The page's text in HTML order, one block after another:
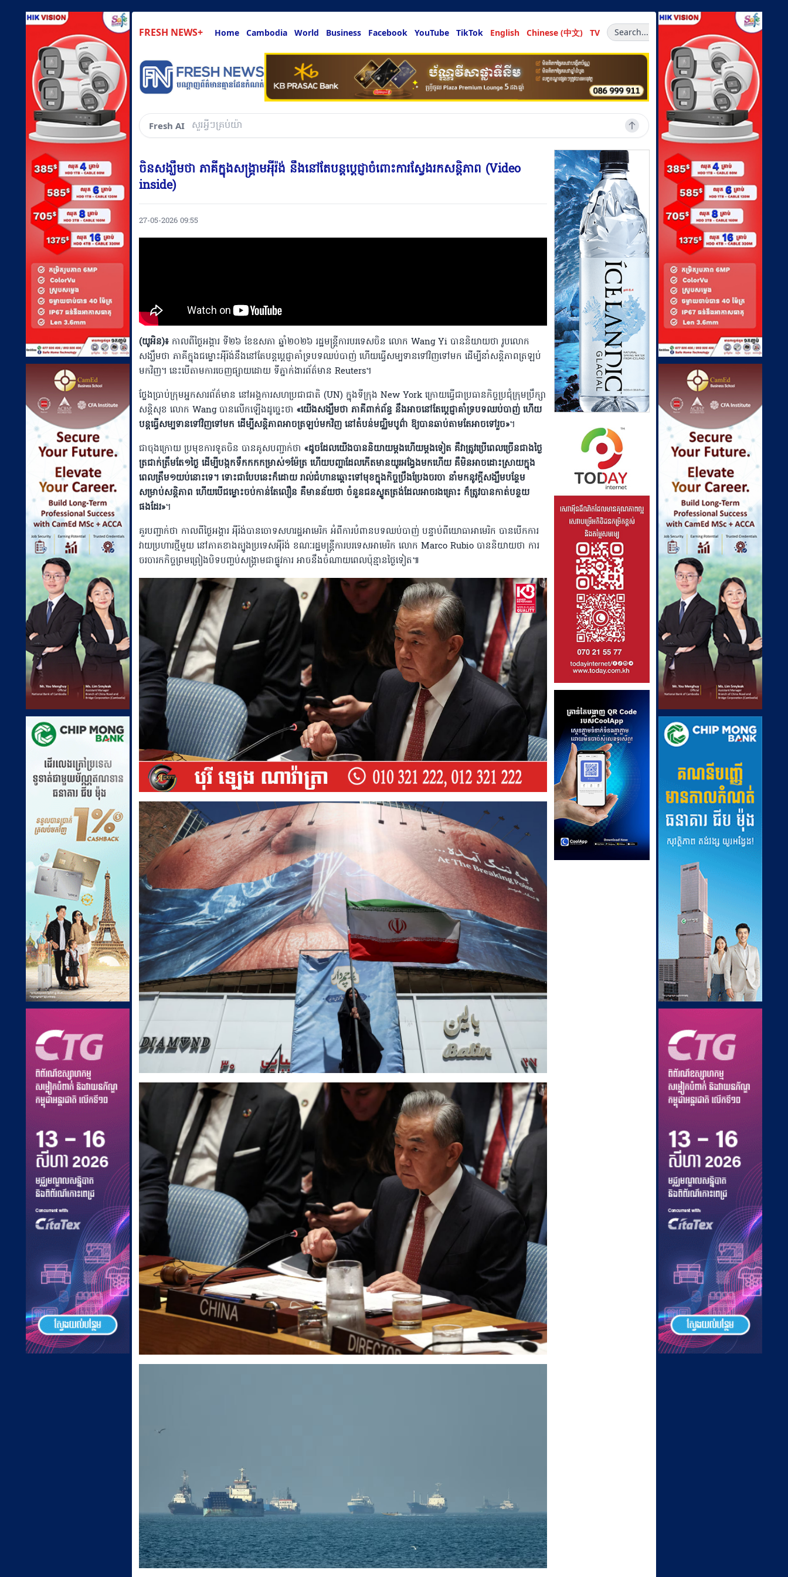
FRESH NEWS+ Home Cambodia World Business Facebook YouTube TikTok English Chinese (中文) TV Search...
Fresh AI សួរអ្វីៗគ្រប់យ៉ាងដែលអ្នកចង់ដឹង
ចិនសង្ឃឹមថា ភាគីក្នុងសង្រ្គាមអ៉ីរ៉ង់ នឹងនៅតែបន្តប្តេជ្ញាចំពោះការស្វែងរកសន្តិភាព (Video
inside)
27-05-2026 09:55
(យូអិន)៖កាលពីថ្ងៃអង្គារ ទី២៦ ខែឧសភា ឆ្នាំ២០២៦ រដ្ឋមន្រ្តីការបរទេសចិន លោក Wang Yi បាននិយាយថា រូបលោក
សង្ឃឹមថា ភាគីក្នុងជម្លោះអ៉ីរ៉ង់នឹងនៅតែបន្តប្តេជ្ញាគាំទ្របទឈប់បាញ់ ហើយធ្វើសម្បទានទៅវិញទៅមក ដើម្បីនាំសន្តិភាពត្រឡប់
មកវិញ។ នេះបើតាមការចេញផ្សាយដោយ ទីភ្នាក់ងារព័ត៌មាន Reuters។
ថ្លែងប្រាប់ក្រុមអ្នកសារព័ត៌មាន នៅអង្គការសហប្រជាជាតិ (UN) ក្នុងទីក្រុង New York ក្រោយធ្វើជាប្រធានកិច្ចប្រជុំក្រុមប្រឹក្សា
សន្តិសុខ លោក Wang បានលើកឡើងដូច្នេះថា «យើងសង្ឃឹមថា ភាគីពាក់ព័ន្ធ នឹងអាចនៅតែប្តេជ្ញាគាំទ្របទឈប់បាញ់ ហើយ
បន្តធ្វើសម្បទានទៅវិញទៅមក ដើម្បីសន្តិភាពអាចត្រឡប់មកវិញ នៅតំបន់មជ្ឈិមបូព៌ា ឱ្យបានឆាប់តាមតែអាចទៅរួច»។
ជាចុងក្រោយ ប្រមុខការទូតចិន បានគូសបញ្ជាក់ថា «ដូចដែលយើងបាននិយាយម្តងហើយម្តងទៀត គឺវាត្រូវប្រើពេលច្រើនជាង​ថ្ងៃ
ត្រជាក់ត្រឹមតែ១ថ្ងៃ ដើម្បីបង្កកទឹកកកកម្រាស់១ម៉ែត្រ ហើយបញ្ហាដែលកើតមានយូរអង្វែងមកហើយ​ គឺមិនអាចដោះស្រាយ​ក្នុង
ពេលត្រឹម១យប់នោះទេ។ ទោះជាបែបនេះក៏ដោយ រាល់ជំហានឆ្ពោះទៅមុខក្នុងកិច្ចប្រឹងប្រែងចរចា​ នាំមកនូវក្តីសង្ឃឹមបន្ថែម​
សម្រាប់សន្តិភាព ហើយបើជម្លោះចប់កាន់តែលឿន គឺមានន័យថា ចំនួនជនស្លូតត្រង់ដែលអាចរងគ្រោះ ក៏ត្រូវបានកាត់បន្ថយ
ផងដែរ»។
គួរបញ្ជាក់ថា កាលពីថ្ងៃអង្គារ អ៉ីរ៉ង់បានចោទសហរដ្ឋអាមេរិក អំពីការបំពានបទឈប់បាញ់ បន្ទាប់ពីយោធាអាមេរិក បានបើកការ
វាយប្រហារថ្មីមួយ នៅភាគខាងត្បូងប្រទេសអ៉ីរ៉ង់ ខណៈរដ្ឋមន្រ្តីការបរទេសអាមេរិក លោក Marco Rubio បាននិយាយថា ការ
ចរចារកកិច្ចព្រមព្រៀងបិទបញ្ចប់សង្រ្គាមជាផ្លូវការ អាចនឹងចំណាយពេលប៉ុន្មានថ្ងៃទៀត៕